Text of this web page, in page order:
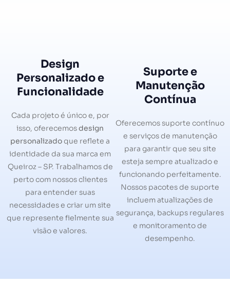
Design
Personalizado e
Funcionalidade
Cada projeto é único e, por
isso, oferecemosdesign
personalizadoque reflete a
identidade da sua marca em
Queiroz – SP. Trabalhamos de
perto com nossos clientes
para entender suas
necessidades e criar um site
que represente fielmente sua
visão e valores.
Suporte e
Manutenção
Contínua
Oferecemos suporte contínuo
e serviços de manutenção
para garantir que seu site
esteja sempre atualizado e
funcionando perfeitamente.
Nossos pacotes de suporte
incluem atualizações de
segurança, backups regulares
e monitoramento de
desempenho.